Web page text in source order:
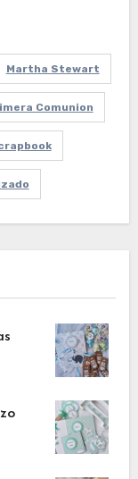
Martha Stewart
Comunion